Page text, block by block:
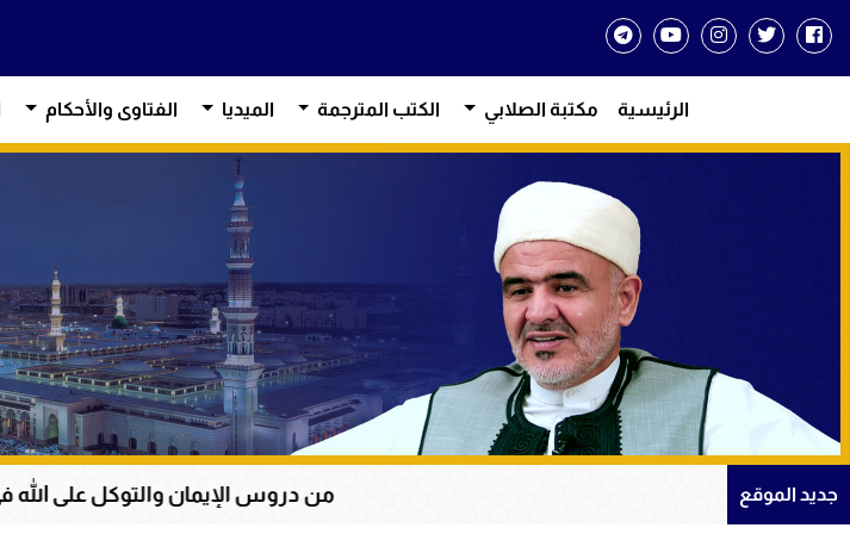
الرئيسية مكتبة الصلابي الكتب المترجمة الميديا الفتاوى والأحكام
جديد الموقع من دروس الإيمان والتوكل على الله في سورة يوسف